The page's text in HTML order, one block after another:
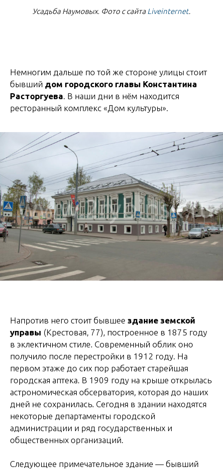
Усадьба Наумовых. Фото с сайта Liveinternet.
Немногим дальше по той же стороне улицы стоит
бывший дом городского главы Константина
Расторгуева. В наши дни в нём находится
ресторанный комплекс «Дом культуры».
Напротив него стоит бывшее здание земской
управы (Крестовая, 77), построенное в 1875 году
в эклектичном стиле. Современный облик оно
получило после перестройки в 1912 году. На
первом этаже до сих пор работает старейшая
городская аптека. В 1909 году на крыше открылась
астрономическая обсерватория, которая до наших
дней не сохранилась. Сегодня в здании находятся
некоторые департаменты городской
администрации и ряд государственных и
общественных организаций.
Следующее примечательное здание — бывший